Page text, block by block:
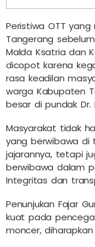
Peristiwa OTT
Tangerang
Malda Ksatria dan
dicopot karena
rasa keadilan
warga Kabupaten
besar di pundak Dr.
Masyarakat tidak
yang berwibawa di
jajarannya, tetapi
berwibawa dalam
Integritas dan
Penunjukan Fajar
kuat pada
moncer,